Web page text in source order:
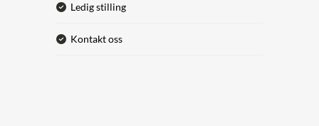
ledig stilling
kontakt oss